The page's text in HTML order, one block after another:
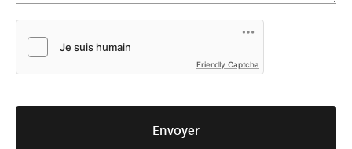
Friendly Captcha
Envoyer